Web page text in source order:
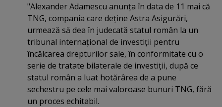
"Alexander Adamescu anunţa în data de 11 mai că
TNG, compania care deţine Astra Asigurări,
urmează să dea în judecată statul român la un
tribunal internaţional de investiţii pentru
încălcarea drepturilor sale, în conformitate cu o
serie de tratate bilaterale de investiţii, după ce
statul român a luat hotărârea de a pune
sechestru pe cele mai valoroase bunuri TNG, fără
un proces echitabil.